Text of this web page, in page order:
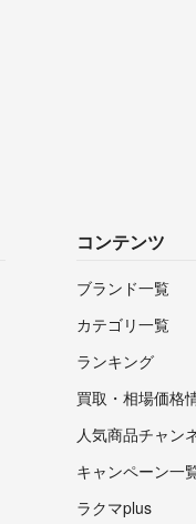
コンテンツ
ブランド一覧
カテゴリ一覧
ランキング
買取・相場価格
人気商品チャン
キャンペーン一
ラクマplus